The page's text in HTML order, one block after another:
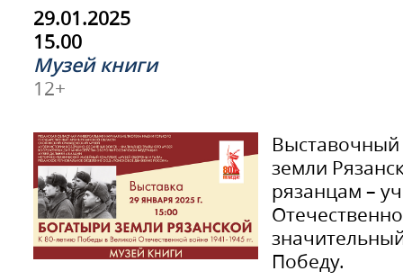
29.01.2025
15.00
Музей книги
12+
Выставочный
земли
рязанцам –
Победу.